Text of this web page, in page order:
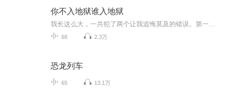
你不入地狱谁入地狱
68 2.3万
恐龙列车
65 13.1万